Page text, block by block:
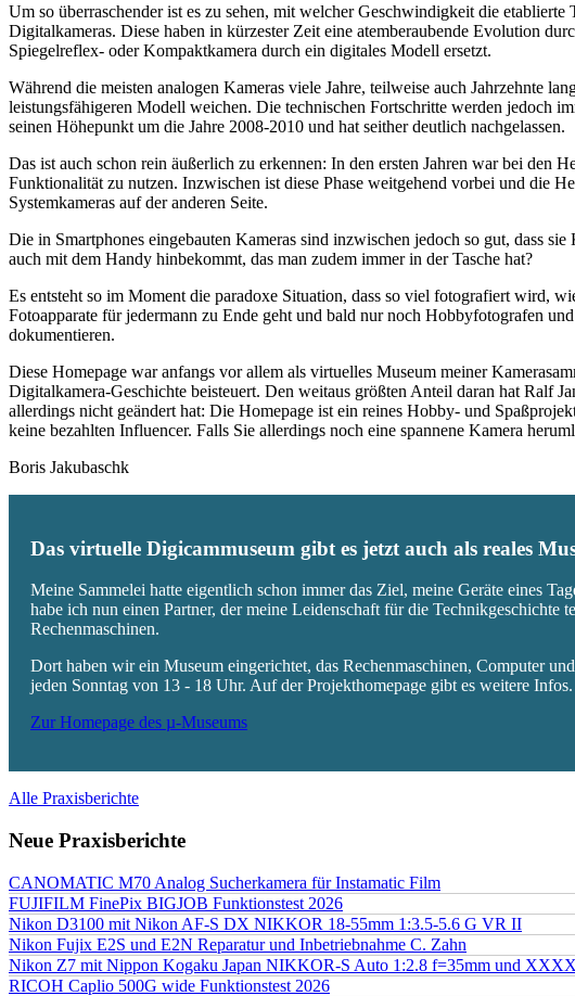
Um so überraschender ist es zu sehen, mit welcher Geschwindigkeit die
Digitalkameras. Diese haben in kürzester Zeit eine atemberaubende Evolution
Spiegelreflex- oder Kompaktkamera durch ein digitales Modell ersetzt.
Während die meisten analogen Kameras viele Jahre, teilweise auch Jahrzehnte
leistungsfähigeren Modell weichen. Die technischen Fortschritte werden jedoch
seinen Höhepunkt um die Jahre 2008-2010 und hat seither deutlich nachgelassen.
Das ist auch schon rein äußerlich zu erkennen: In den ersten Jahren war bei
Funktionalität zu nutzen. Inzwischen ist diese Phase weitgehend vorbei und die
Systemkameras auf der anderen Seite.
Die in Smartphones eingebauten Kameras sind inzwischen jedoch so gut, dass
auch mit dem Handy hinbekommt, das man zudem immer in der Tasche hat?
Es entsteht so im Moment die paradoxe Situation, dass so viel fotografiert wird,
Fotoapparate für jedermann zu Ende geht und bald nur noch Hobbyfotografen
dokumentieren.
Diese Homepage war anfangs vor allem als virtuelles Museum meiner
Digitalkamera-Geschichte beisteuert. Den weitaus größten Anteil daran hat Ralf
allerdings nicht geändert hat: Die Homepage ist ein reines Hobby- und
keine bezahlten Influencer. Falls Sie allerdings noch eine spannene Kamera
Boris Jakubaschk
Das virtuelle Digicammuseum gibt es jetzt auch als reales
Meine Sammelei hatte eigentlich schon immer das Ziel, meine Geräte eines
habe ich nun einen Partner, der meine Leidenschaft für die
Rechenmaschinen.
Dort haben wir ein Museum eingerichtet, das Rechenmaschinen, Computer
jeden Sonntag von 13 - 18 Uhr. Auf der Projekthomepage gibt es weitere Infos.
Zur Homepage des µ-Museums
Alle Praxisberichte
Neue Praxisberichte
CANOMATIC M70 Analog Sucherkamera für Instamatic Film
FUJIFILM FinePix BIGJOB Funktionstest 2026
Nikon D3100 mit Nikon AF-S DX NIKKOR 18-55mm 1:3.5-5.6 G VR II
Nikon Fujix E2S und E2N Reparatur und Inbetriebnahme C. Zahn
Nikon Z7 mit Nippon Kogaku Japan NIKKOR-S Auto 1:2.8 f=35mm und XXXX
RICOH Caplio 500G wide Funktionstest 2026